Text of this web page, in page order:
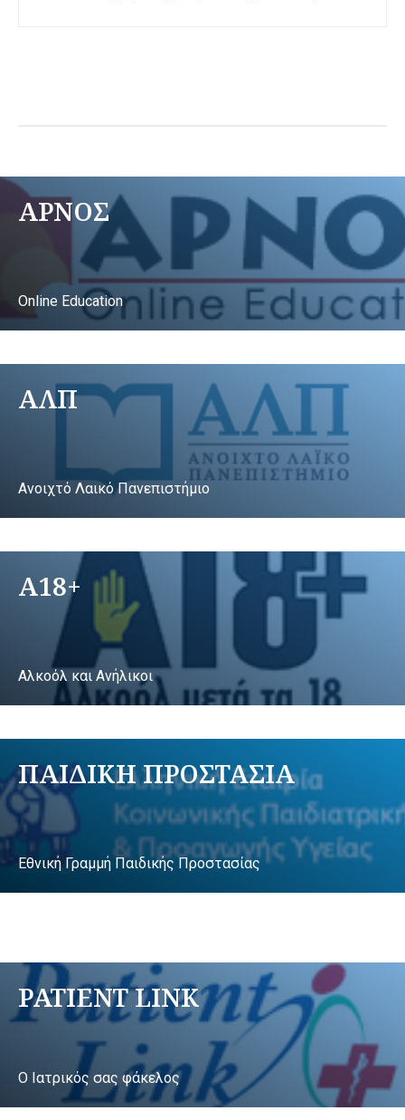
ΑΡΝΟΣ
Online Education
ΑΛΠ
Ανοιχτό Λαικό Πανεπιστήμιο
A18+
Αλκοόλ και Ανήλικοι
ΠΑΙΔΙΚΗ ΠΡΟΣΤΑΣΙΑ
Εθνική Γραμμή Παιδικής Προστασίας
PATIENT LINK
Ο Ιατρικός σας φάκελος